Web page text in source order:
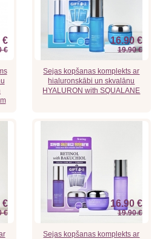
€
€
16.90 €
19.90 €
Sejas kopšanas komplekts ar
hialuronskābi un skvalānu
HYALURON with SQUALANE
€
€
16.90 €
19.90 €
Sejas kopšanas komplekts ar